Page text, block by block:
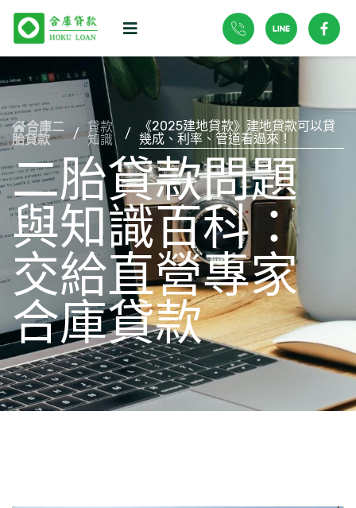
合庫二
胎貸款
/ 貸款
知識
/
《2025建地貸款》建地貸款可以貸
幾成、利率、管道看過來！
二胎貸款問題
與知識百科：
交給直營專家
合庫貸款